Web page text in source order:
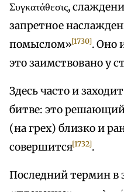
Συγκατάθεσις,
запретное
помыслом»[1730]. Оно
это заимствовано у
Здесь часто и
битве: это
(на грех) близко и
совершится[1732].
Последний термин в